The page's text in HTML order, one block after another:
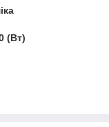
(Вт)